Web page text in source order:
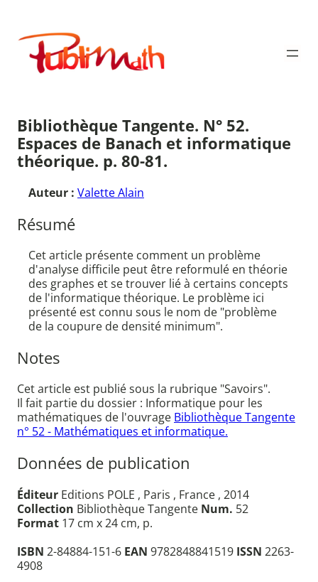
contenu
Publimath
Bibliothèque Tangente. N° 52.
Espaces de Banach et informatique
théorique. p. 80-81.
Auteur : Valette Alain
Résumé
Cet article présente comment un problème
d'analyse difficile peut être reformulé en théorie
des graphes et se trouver lié à certains concepts
de l'informatique théorique. Le problème ici
présenté est connu sous le nom de "problème
de la coupure de densité minimum".
Notes
Cet article est publié sous la rubrique "Savoirs".
Il fait partie du dossier : Informatique pour les
mathématiques de l'ouvrage Bibliothèque Tangente
n° 52 - Mathématiques et informatique.
Données de publication
Éditeur Editions POLE , Paris , France , 2014
Collection Bibliothèque Tangente Num. 52
Format 17 cm x 24 cm, p.
ISBN 2-84884-151-6 EAN 9782848841519 ISSN 2263-
4908